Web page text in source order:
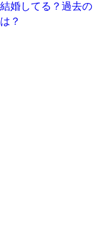
婚してる？過去の
？